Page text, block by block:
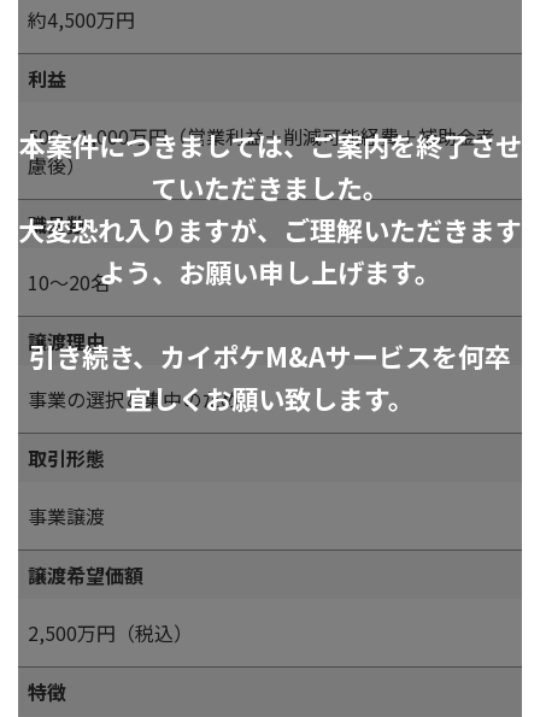
本案件につきましては、ご案内を終了させ
ていただきました。
大変恐れ入りますが、ご理解いただきます
よう、お願い申し上げます。
引き続き、カイポケM&Aサービスを何卒
宜しくお願い致します。
約4,500万円
利益
500～1,000万円（営業利益＋削減可能経費＋補助金考
慮後）
職員数
10～20名
譲渡理由
事業の選択と集中のため
取引形態
事業譲渡
譲渡希望価額
2,500万円（税込）
特徴